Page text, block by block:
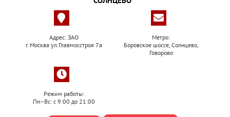
Адрес: ЗАО
г. Москва ул.Главмосстроя 7а
Метро:
Боровское шоссе, Солнцево,
Говорово
Режим работы:
Пн–Вс: с 9:00 до 21:00